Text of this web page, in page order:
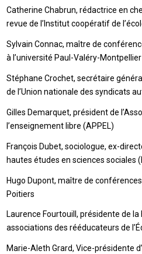
Catherine Chabrun, rédactrice en
revue de l’Institut coopératif de
Sylvain Connac, maître de
à l’université Paul-Valéry-Montpellier
Stéphane Crochet, secrétaire
de l’Union nationale des syndicats
Gilles Demarquet, président de
l’enseignement libre (APPEL)
François Dubet, sociologue, ex-
hautes études en sciences sociales
Hugo Dupont, maître de
Poitiers
Laurence Fourtouill, présidente de
associations des rééducateurs de
Marie-Aleth Grard, Vice-présidente